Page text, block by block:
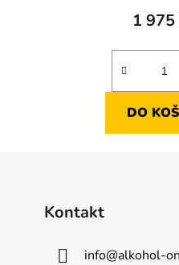
1 975
DO
Kontakt
info@alkohol-